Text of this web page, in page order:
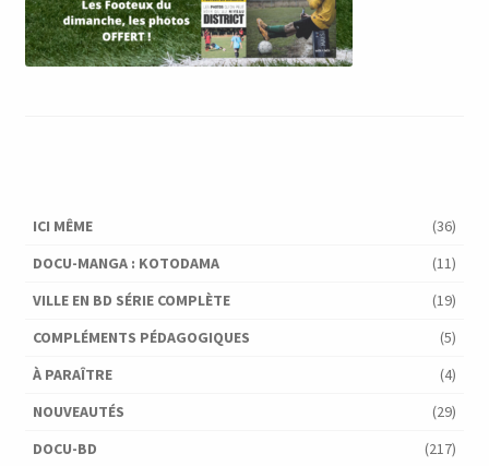
ICI MÊME
(36)
DOCU-MANGA : KOTODAMA
(11)
VILLE EN BD SÉRIE COMPLÈTE
(19)
COMPLÉMENTS PÉDAGOGIQUES
(5)
À PARAÎTRE
(4)
NOUVEAUTÉS
(29)
DOCU-BD
(217)